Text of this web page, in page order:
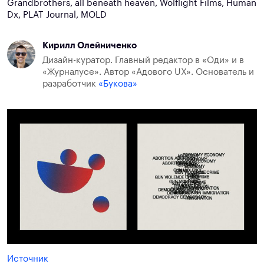
Grandbrothers, all beneath heaven, Wolflight Films, Human
Dx, PLAT Journal, MOLD
Кирилл Олейниченко
Дизайн-куратор. Главный редактор в «Оди» и в
«Журналусе». Автор «Адового UX». Основатель и
разработчик «Букова»
Источник